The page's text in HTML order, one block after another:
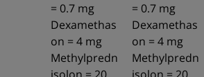
= 0.7 mg
Dexamethas
on = 4 mg
Methylpredn
= 0.7 mg
Dexamethas
on = 4 mg
Methylpredn